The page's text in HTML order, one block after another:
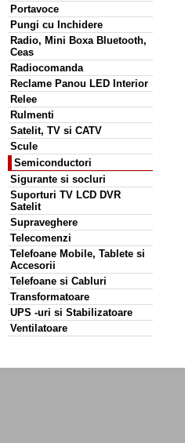
Portavoce
Pungi cu Inchidere
Radio, Mini Boxa Bluetooth,
Ceas
Radiocomanda
Reclame Panou LED Interior
Relee
Rulmenti
Satelit, TV si CATV
Scule
Semiconductori
Sigurante si socluri
Suporturi TV LCD DVR
Satelit
Supraveghere
Telecomenzi
Telefoane Mobile, Tablete si
Accesorii
Telefoane si Cabluri
Transformatoare
UPS -uri si Stabilizatoare
Ventilatoare